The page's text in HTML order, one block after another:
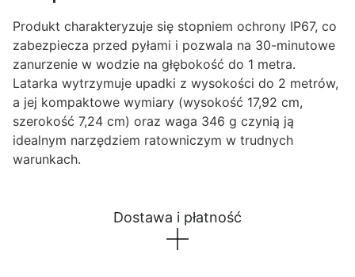
Produkt charakteryzuje się stopniem ochrony IP67, co
zabezpiecza przed pyłami i pozwala na 30-minutowe
zanurzenie w wodzie na głębokość do 1 metra.
Latarka wytrzymuje upadki z wysokości do 2 metrów,
a jej kompaktowe wymiary (wysokość 17,92 cm,
szerokość 7,24 cm) oraz waga 346 g czynią ją
idealnym narzędziem ratowniczym w trudnych
warunkach.
Dostawa i płatność